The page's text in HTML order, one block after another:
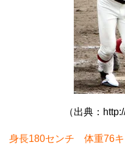
（出典：
身長180センチ 体重76